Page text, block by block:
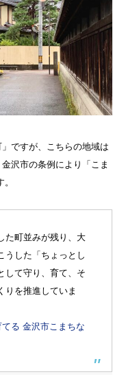
ですが、こちらの地域は
沢市の条例により「こま
た町並みが残り、大
うした「ちょっとし
して守り、育て、そ
りを推進していま
る 金沢市こまちな